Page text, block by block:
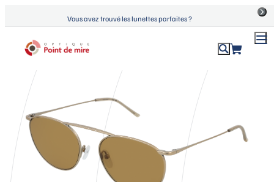
au
Vous avez trouvé les lunettes parfaites ?
Optique Point de Mire
Lunettes de vue et de soleil
ACCUEIL